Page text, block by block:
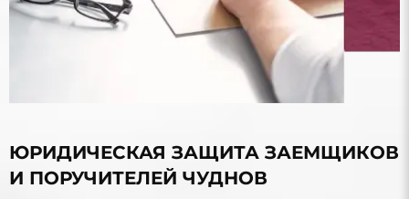
ЮРИДИЧЕСКАЯ ЗАЩИТА ЗАЕМЩИКОВ
И ПОРУЧИТЕЛЕЙ ЧУДНОВ